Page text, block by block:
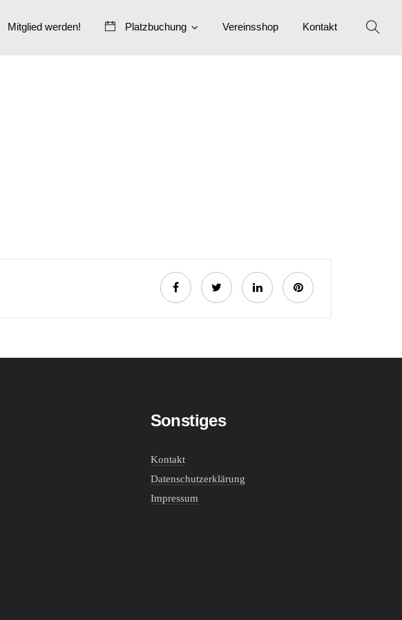
Mitglied werden! Platzbuchung Vereinsshop Kontakt
Sonstiges
Kontakt
Datenschutzerklärung
Impressum